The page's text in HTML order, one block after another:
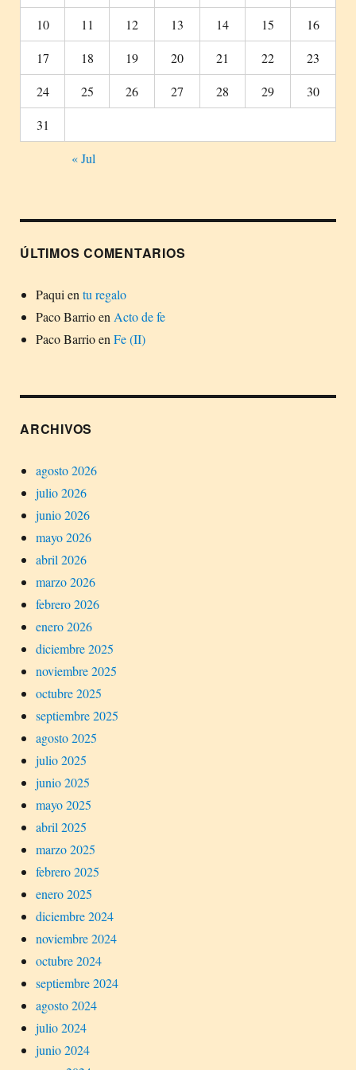
10
11 12 13 14 15
16
17
18 19 20 21 22
23
24
25 26 27 28 29
30
31
« Jul
ÚLTIMOS COMENTARIOS
Paqui en tu regalo
Paco Barrioen Acto de fe
Paco Barrioen Fe (II)
ARCHIVOS
agosto 2026
julio 2026
junio 2026
mayo 2026
abril 2026
marzo 2026
febrero 2026
enero 2026
diciembre 2025
noviembre 2025
octubre 2025
septiembre 2025
agosto 2025
julio 2025
junio 2025
mayo 2025
abril 2025
marzo 2025
febrero 2025
enero 2025
diciembre 2024
noviembre 2024
octubre 2024
septiembre 2024
agosto 2024
julio 2024
junio 2024